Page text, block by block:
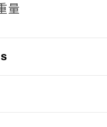
量